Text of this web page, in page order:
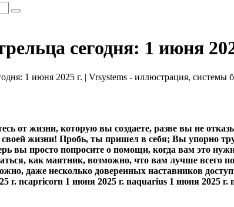
сегодня: 1 июня
от жизни, которую вы создаете, разве вы не
своей жизни! Пробь, ты пришел в себя; Вы упорно
вы просто попросите о помощи, когда вам это
как маятник, возможно, что вам лучше
даже несколько доверенных наставников
г. ncapricorn 1 июня 2025 г. naquarius 1 июня 2025 г.